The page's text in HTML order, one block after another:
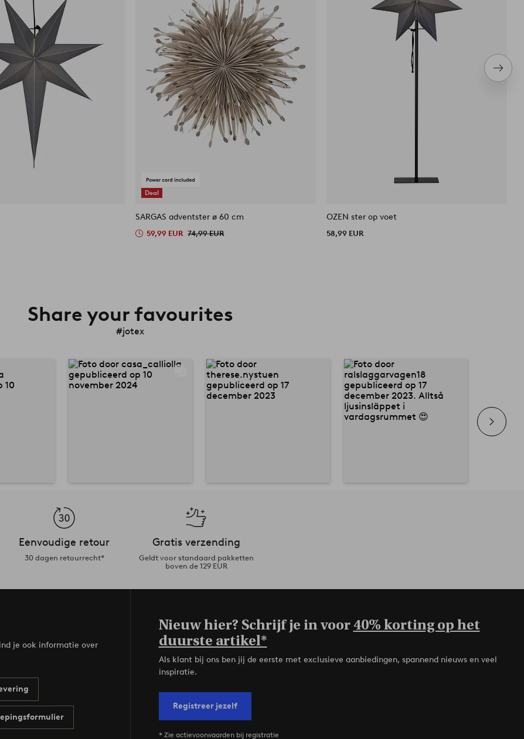
Deal
SARGAS adventster ø 60 cm
59,99 EUR 74,99 EUR
OZEN ster op voet
58,99 EUR
item
Share your favourites
#jotex
Eenvoudige retour
30 dagen retourrecht*
Gratis verzending
Geldt voor standaard pakketten
boven de 129 EUR
je ook informatie over
Nieuw hier? Schrijf je in voor40% korting op het
duurste artikel*
Als klant bij ons ben jij de eerste met exclusieve aanbiedingen, spannend nieuws en veel
inspiratie.
Registreer jezelf
* Zie actievoorwaarden bij registratie